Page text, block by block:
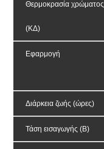
Θερμοκρασία χρώματος
(ΚΔ)
Εφαρμογή
Διάρκεια ζωής (ώρες)
Τάση εισαγωγής (Β)